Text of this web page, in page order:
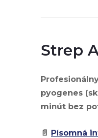
Strep
pyogenes
minút bez
📄 Písomná